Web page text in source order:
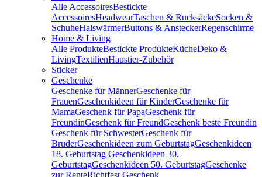
Alle AccessoiresBestickte
AccessoiresHeadwearTaschen & RucksäckeSocken &
SchuheHalswärmerButtons & AnsteckerRegenschirme
Home & Living
Alle ProdukteBestickte ProdukteKücheDeko &
LivingTextilienHaustier-Zubehör
Sticker
Geschenke
Geschenke für MännerGeschenke für
FrauenGeschenkideen für KinderGeschenke für
MamaGeschenk für PapaGeschenk für
FreundinGeschenk für FreundGeschenk beste Freundin
Geschenk für SchwesterGeschenk für
BruderGeschenkideen zum GeburtstagGeschenkideen
18. Geburtstag Geschenkideen 30.
GeburtstagGeschenkideen 50. GeburtstagGeschenke
zur RenteRichtfest Geschenk